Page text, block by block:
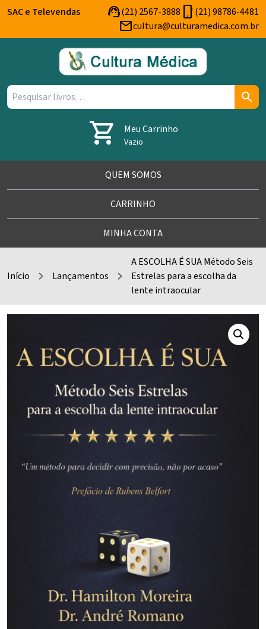
SAC e Televendas support_agent(21) 2567-3888 phone_android (21) 98786-4481
mailcultura@culturamedica.com.br
Pesquisar
por:
search
shopping_cart Meu Carrinho
Vazio
QUEM SOMOS
CARRINHO
MINHA CONTA
Início arrow_forward_ios Lançamentos arrow_forward_ios
A ESCOLHA É SUA Método Seis
Estrelas para a escolha da
lente intraocular